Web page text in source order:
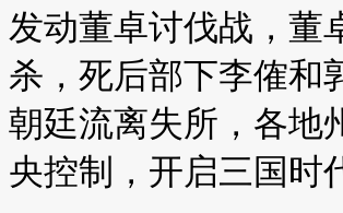
发动董卓讨伐战，董
杀，死后部下李傕和
朝廷流离失所，各地
央控制，开启三国时